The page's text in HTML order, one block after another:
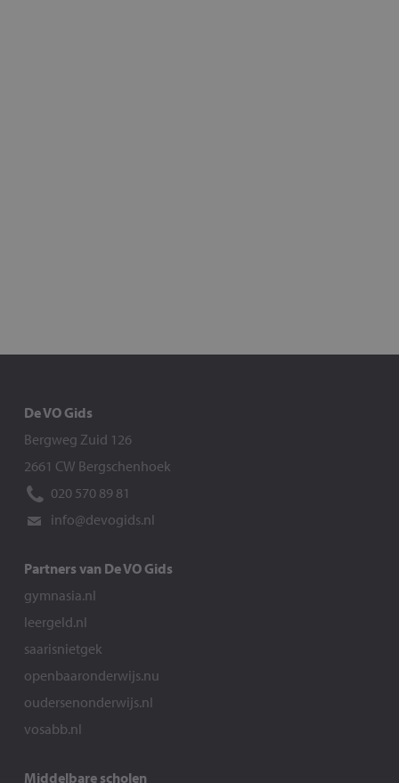
De VO Gids
Bergweg Zuid 126
2661 CW Bergschenhoek
020 570 89 81
info@devogids.nl
Partners van De VO Gids
gymnasia.nl
leergeld.nl
saarisnietgek
openbaaronderwijs.nu
oudersenonderwijs.nl
vosabb.nl
Middelbare scholen